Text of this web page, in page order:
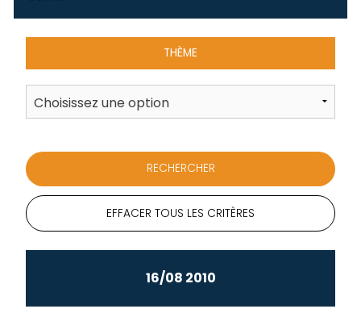
THÈME
EFFACER TOUS LES CRITÈRES
16/08 2010